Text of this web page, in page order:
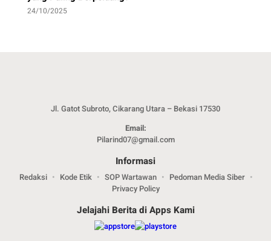
24/10/2025
Jl. Gatot Subroto, Cikarang Utara – Bekasi 17530
Email:
Pilarind07@gmail.com
Informasi
Redaksi Kode Etik SOP Wartawan
Pedoman Media Siber
Privacy Policy
Jelajahi Berita di Apps Kami